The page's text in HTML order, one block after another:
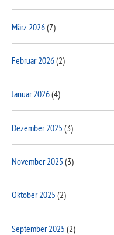
März 2026(7)
Februar 2026(2)
Januar 2026(4)
Dezember 2025 (3)
November 2025 (3)
Oktober 2025 (2)
September 2025 (2)